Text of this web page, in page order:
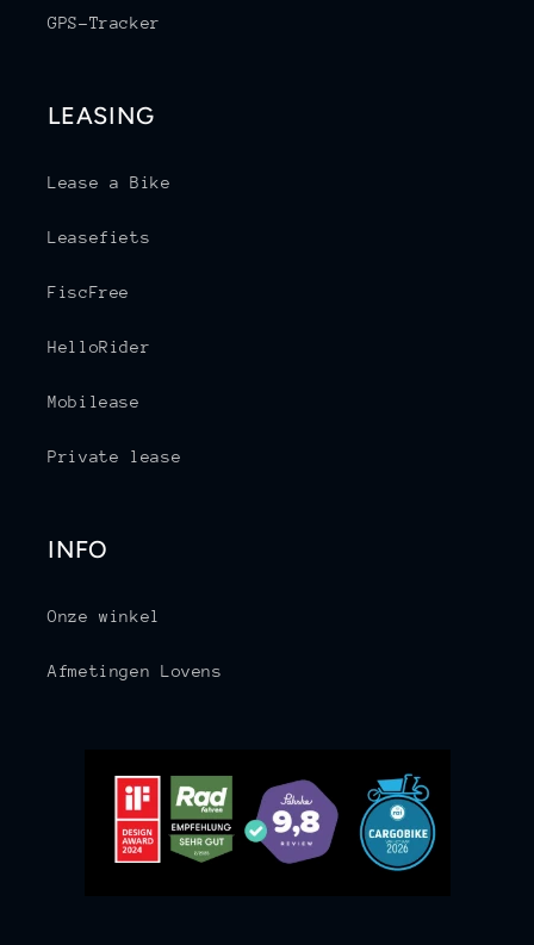
GPS-Tracker
LEASING
Lease a Bike
Leasefiets
FiscFree
HelloRider
Mobilease
Private lease
INFO
Onze winkel
Afmetingen Lovens